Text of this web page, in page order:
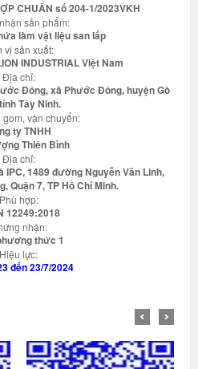
CHUẨN số 204-1/2023VKH
sản phẩm:
làm vật liệu san lấp
vị sản xuất:
INDUSTRIAL Việt Nam
Địa chỉ:
Đông, xã Phước Đông, huyện Gò
Tây Ninh.
vận chuyển:
ty TNHH
Thiên Bình
Địa chỉ:
IPC, 1489 đường Nguyễn Văn Linh,
Quận 7, TP Hồ Chí Minh.
Phù hợp:
12249:2018
nhận:
thức 1
Hiệu lực:
đến 23/7/2024